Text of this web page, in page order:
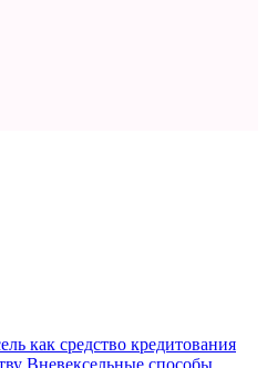
как средство кредитования
Вневексельные способы